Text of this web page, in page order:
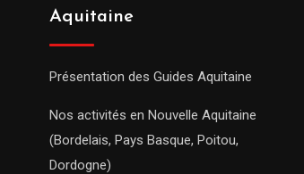
Aquitaine
Présentation des Guides Aquitaine
Nos activités en Nouvelle Aquitaine
(Bordelais, Pays Basque, Poitou,
Dordogne)